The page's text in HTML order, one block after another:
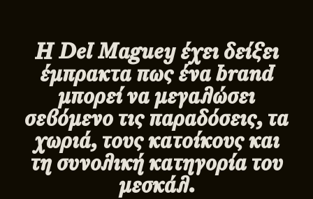
ΗDel Magueyέχει δείξει
έμπρακτα πως έναbrand
μπορεί να μεγαλώσει
σεβόμενο τις παραδόσεις, τα
χωριά, τους κατοίκους και
τη συνολική κατηγορία του
μεσκάλ.